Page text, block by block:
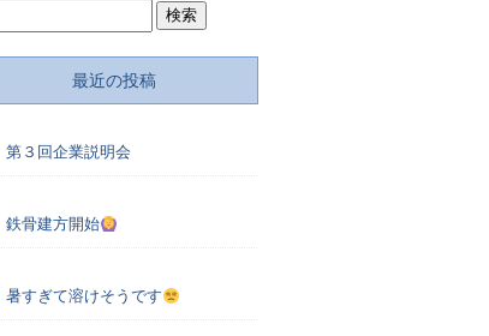
最近の投稿
第３回企業説明会
鉄骨建方開始
暑すぎて溶けそうです